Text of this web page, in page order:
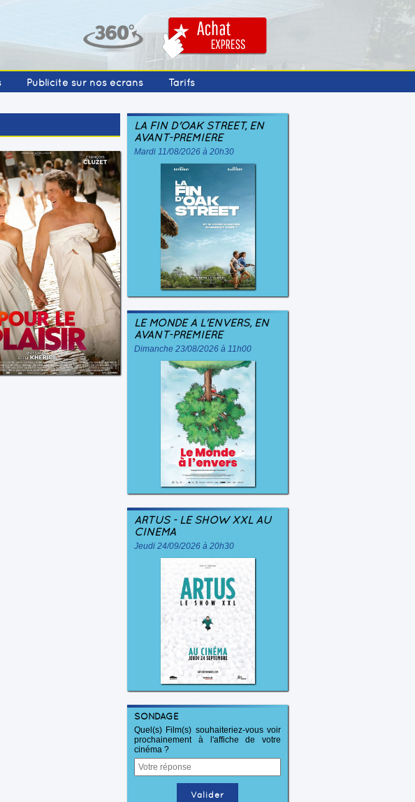
Publicité sur nos écrans Tarifs
LA FIN D'OAK STREET, EN
AVANT-PREMIÈRE
Mardi 11/08/2026 à 20h30
LE MONDE À L'ENVERS, EN
AVANT-PREMIÈRE
Dimanche 23/08/2026 à 11h00
ARTUS - LE SHOW XXL AU
CINÉMA
Jeudi 24/09/2026 à 20h30
SONDAGE
Quel(s) Film(s) souhaiteriez-vous voir
prochainement à l'affiche de votre
cinéma ?